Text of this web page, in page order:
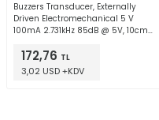
Buzzers Transducer, Externally
Driven Electromechanical 5 V
100mA 2.731kHz 85dB @ 5V, 10cm
172,76 TL
3,02 USD +KDV